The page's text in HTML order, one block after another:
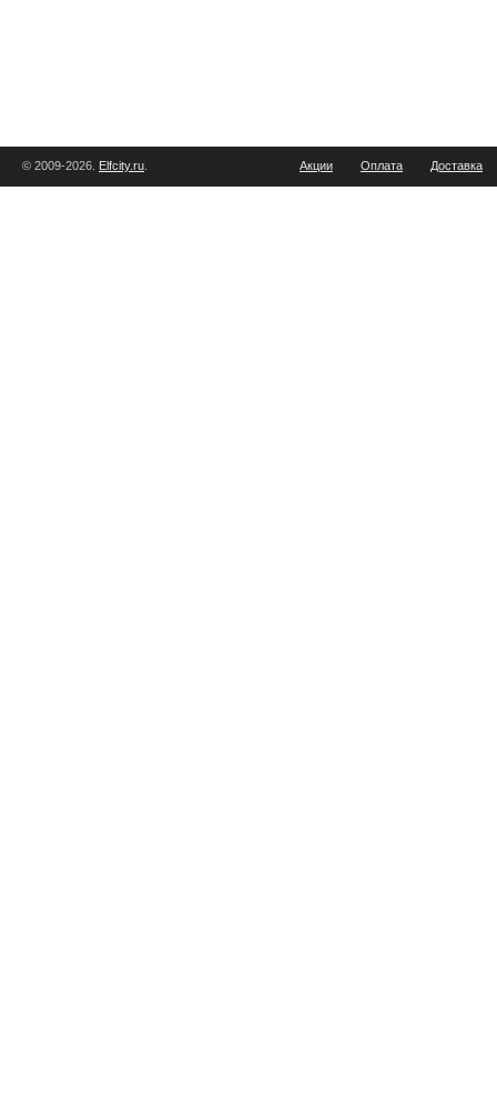
© 2009-2026. Elfcity.ru Акции Оплата Доставка